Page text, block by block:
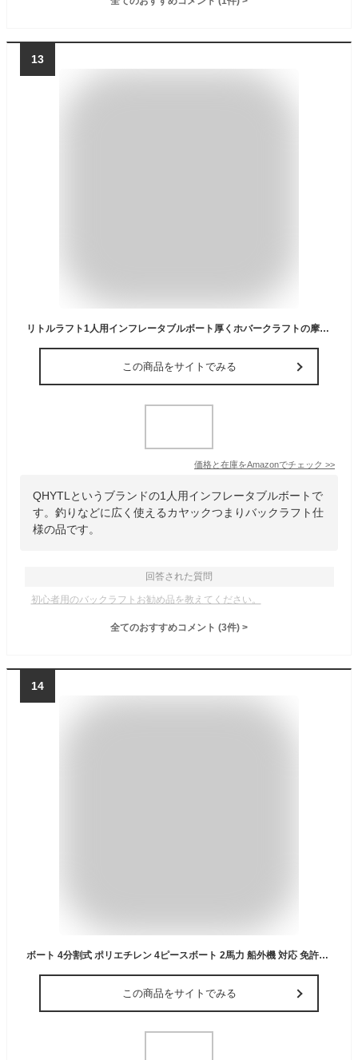
13
リトルラフト1人用インフレータブルボート厚くホバークラフトの摩耗-釣りやその他の娯楽のための抵抗力のあるカヤックアサルトラバーボートディンギー
この商品をサイトでみる
価格と在庫をAmazonでチェック >>
QHYTLというブランドの1人用インフレータブルボートで
す。釣りなどに広く使えるカヤックつまりバックラフト仕
様の品です。
回答された質問
初心者用のバックラフトお勧め品を教えてください。
全てのおすすめコメント (3件) >
14
ボート 4分割式 ポリエチレン 4ピースボート 2馬力 船外機 対応 免許不要
この商品をサイトでみる